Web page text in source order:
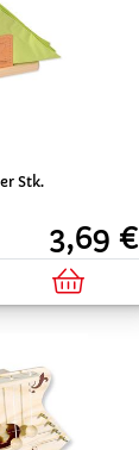
Stk.
3,69 €